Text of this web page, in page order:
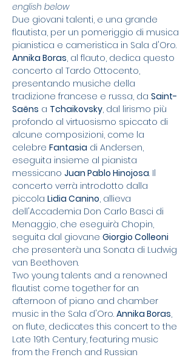
english below
Due giovani talenti, e una grande
flautista, per un pomeriggio di musica
pianistica e cameristica in Sala d'Oro.
Annika Boras, al flauto, dedica questo
concerto al Tardo Ottocento,
presentando musiche della
tradizione francese e russa, da Saint-
Saëns a Tchaikovsky, dal lirismo più
profondo al virtuosismo spiccato di
alcune composizioni, come la
celebre Fantasia di Andersen,
eseguita insieme al pianista
messicano Juan Pablo Hinojosa. Il
concerto verrà introdotto dalla
piccola Lidia Canino, allieva
dell'Accademia Don Carlo Basci di
Menaggio, che eseguirà Chopin,
seguita dal giovane Giorgio Colleoni
che presenterà una Sonata di Ludwig
van Beethoven.
Two young talents and a renowned
flautist come together for an
afternoon of piano and chamber
music in the Sala d'Oro. Annika Boras,
on flute, dedicates this concert to the
Late 19th Century, featuring music
from the French and Russian